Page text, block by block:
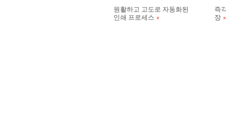
원활하고 고도로 자동화된
인쇄 프로세스
즉
장